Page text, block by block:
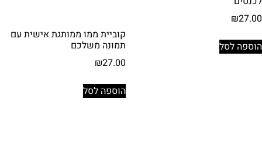
₪27.00
הוספה לסל
קוביית ממו ממותגת אישית עם
תמונה משלכם
₪27.00
הוספה לסל